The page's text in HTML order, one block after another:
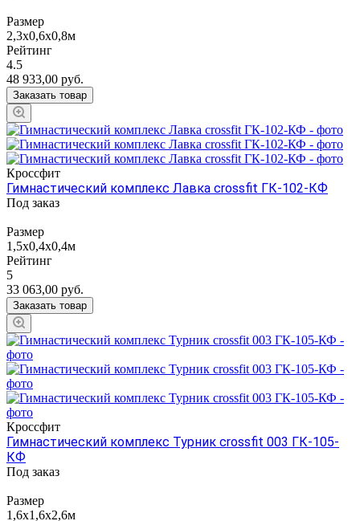
Размер
2,3х0,6х0,8м
Рейтинг
4.5
48 933,00 руб.
Заказать товар
Кроссфит
Гимнастический комплекс Лавка crossfit ГК-102-КФ
Под заказ
Размер
1,5х0,4х0,4м
Рейтинг
5
33 063,00 руб.
Заказать товар
Кроссфит
Гимнастический комплекс Турник crossfit 003 ГК-105-
КФ
Под заказ
Размер
1,6х1,6х2,6м